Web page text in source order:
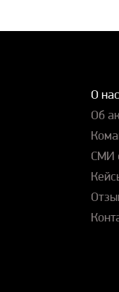
О нас
Об
СМИ